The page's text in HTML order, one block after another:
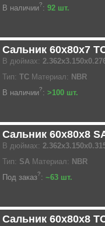
В наличии?: 92 шт.
Сальник 60x80x7
В дюймах:
Тип: TC Материал: NBR
В наличии?: >100 шт.
Сальник 60x80x8
В дюймах:
Тип: SA Материал: NBR
Под заказ?: ~63 шт.
Сальник 60x80x8